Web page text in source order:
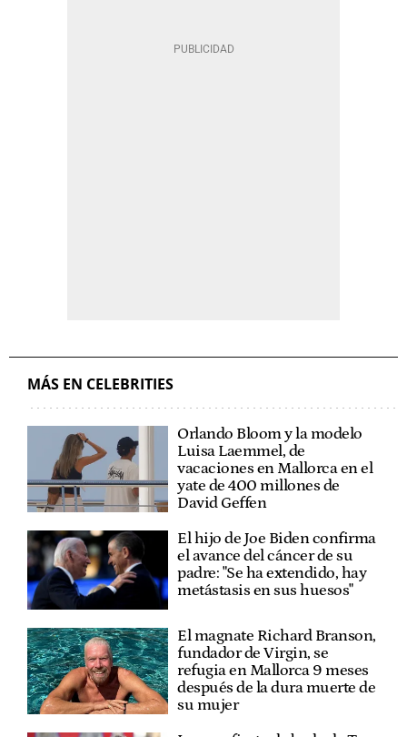
MÁS EN CELEBRITIES
Orlando Bloom y la modelo
Luisa Laemmel, de
vacaciones en Mallorca en el
yate de 400 millones de
David Geffen
El hijo de Joe Biden confirma
el avance del cáncer de su
padre: "Se ha extendido, hay
metástasis en sus huesos"
El magnate Richard Branson,
fundador de Virgin, se
refugia en Mallorca 9 meses
después de la dura muerte de
su mujer